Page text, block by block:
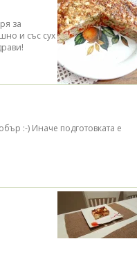
за
и със сух
:-) Иначе подготовката е